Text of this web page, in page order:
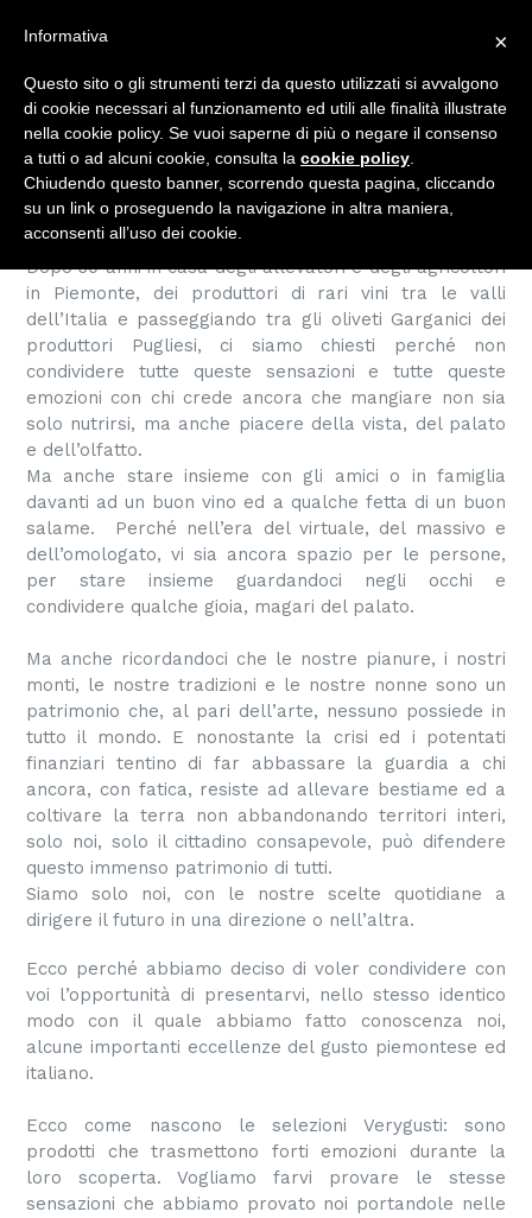
IL PROGETTO
Dopo 30 anni in casa degli allevatori e degli agricoltori
in Piemonte, dei produttori di rari vini tra le valli
dell’Italia e passeggiando tra gli oliveti Garganici dei
produttori Pugliesi, ci siamo chiesti perché non
condividere tutte queste sensazioni e tutte queste
emozioni con chi crede ancora che mangiare non sia
solo nutrirsi, ma anche piacere della vista, del palato
e dell’olfatto.
Ma anche stare insieme con gli amici o in famiglia
davanti ad un buon vino ed a qualche fetta di un buon
salame. Perché nell’era del virtuale, del massivo e
dell’omologato, vi sia ancora spazio per le persone,
per stare insieme guardandoci negli occhi e
condividere qualche gioia, magari del palato.
Ma anche ricordandoci che le nostre pianure, i nostri
monti, le nostre tradizioni e le nostre nonne sono un
patrimonio che, al pari dell’arte, nessuno possiede in
tutto il mondo. E nonostante la crisi ed i potentati
finanziari tentino di far abbassare la guardia a chi
ancora, con fatica, resiste ad allevare bestiame ed a
coltivare la terra non abbandonando territori interi,
solo noi, solo il cittadino consapevole, può difendere
questo immenso patrimonio di tutti.
Siamo solo noi, con le nostre scelte quotidiane a
dirigere il futuro in una direzione o nell’altra.
Ecco perché abbiamo deciso di voler condividere con
voi l’opportunità di presentarvi, nello stesso identico
modo con il quale abbiamo fatto conoscenza noi,
alcune importanti eccellenze del gusto piemontese ed
italiano.
Ecco come nascono le selezioni Verygusti: sono
prodotti che trasmettono forti emozioni durante la
loro scoperta. Vogliamo farvi provare le stesse
sensazioni che abbiamo provato noi portandole nelle
×
Informativa
Questo sito o gli strumenti terzi da questo utilizzati si avvalgono
di cookie necessari al funzionamento ed utili alle finalità illustrate
nella cookie policy. Se vuoi saperne di più o negare il consenso
a tutti o ad alcuni cookie, consulta la cookie policy.
Chiudendo questo banner, scorrendo questa pagina, cliccando
su un link o proseguendo la navigazione in altra maniera,
acconsenti all’uso dei cookie.